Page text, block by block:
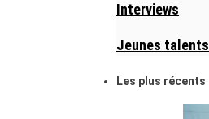
Interviews
Jeunes talents
Les plus récents